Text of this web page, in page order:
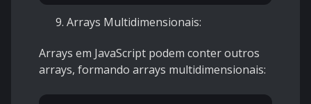
Arrays Multidimensionais:
Arrays em JavaScript podem conter outros
arrays, formando arrays multidimensionais: